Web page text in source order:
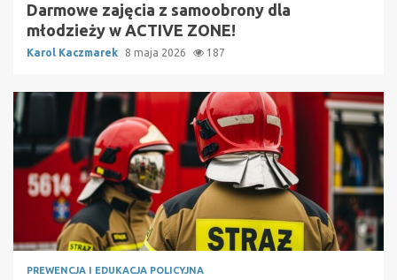
Darmowe zajęcia z samoobrony dla
młodzieży w ACTIVE ZONE!
Karol Kaczmarek 8 maja 2026 187
PREWENCJA I EDUKACJA POLICYJNA